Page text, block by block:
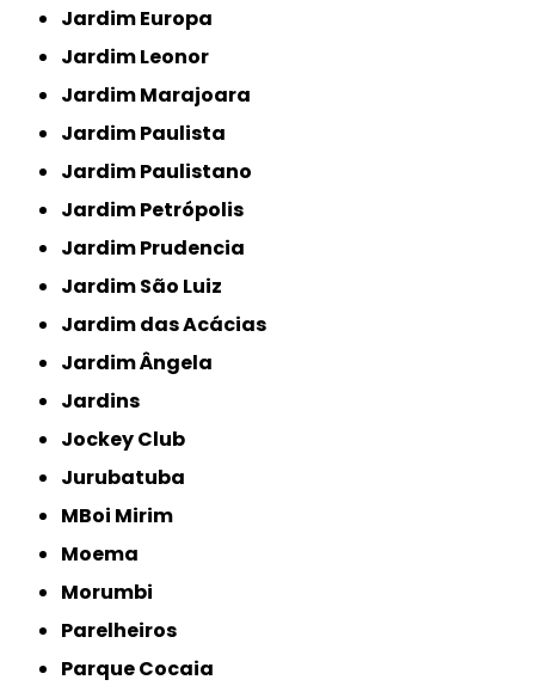
Jardim Europa
Jardim Leonor
Jardim Marajoara
Jardim Paulista
Jardim Paulistano
Jardim Petrópolis
Jardim Prudencia
Jardim São Luiz
Jardim das Acácias
Jardim Ângela
Jardins
Jockey Club
Jurubatuba
MBoi Mirim
Moema
Morumbi
Parelheiros
Parque Cocaia